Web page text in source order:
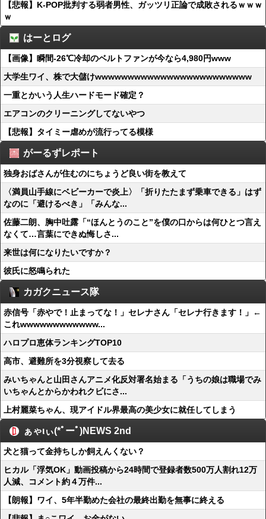
【悲報】K-POP批判する弱者男性、ガッツリ正論で成敗されるｗｗｗ
ｗ
はーとログ
【画像】瞬間-26℃冷却のベルトファンが今なら4,980円www
大学生ワイ、株で大儲けwwwwwwwwwwwwwwwwwwwwwwww
一重とかいう人生ハードモード確定？
エアコンのクリーニングしてないやつ
【悲報】タイミー虐めが流行ってる模様
がーるずレポート
独身おばさんが住むのにちょうど良い街を教えて
〈満員山手線にベビーカーで炎上〉「折りたたまず乗車できる」はず
なのに「避けるべき」「みんな...
佐藤二朗、胸中吐露「“ほんとうのこと”を僕の口からは何ひとつ言え
なくて…言葉にできぬ悔しさ...
来世は何になりたいですか？
彼氏に怒鳴られた
カガクニュース隊
赤信号「赤やで！止まってな！」セレナさん「セレナ行きます！」←
これwwwwwwwwwwww...
ハロプロ恵体ランキングTOP10
高市、避難所を3分視察して去る
みいちゃんと山田さんアニメ化反対署名始まる「うちの娘は職場でみ
いちゃんとからかわれクビにさ...
上村麗菜ちゃん、現アイドル界最高の美少女に就任してしまう
ぁゃιぃ(*ﾟーﾟ)NEWS 2nd
犬と猫って金持ちしか飼えんくない？
ヒカル「浮気OK」動画投稿から24時間で登録者数500万人割れ12万
人減、コメント約４万件...
【朗報】ワイ、5年半勤めた会社の最終出勤を無事に終える